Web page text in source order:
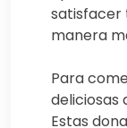
satisfacer
manera
Para
deliciosas
Estas